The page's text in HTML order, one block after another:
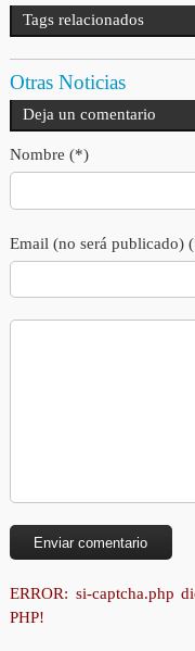
Tags relacionados
Otras Noticias
Deja un comentario
Nombre (*)
Email (no será publicado)
ERROR: si-captcha.php
PHP!